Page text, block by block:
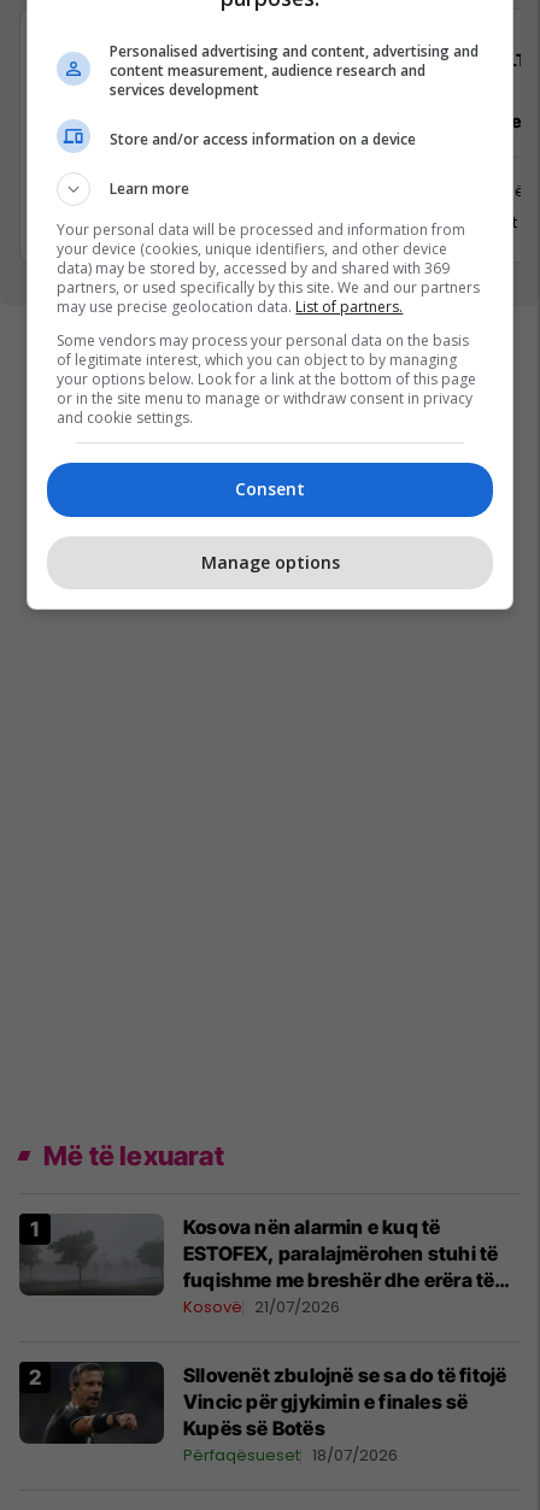
Avedo Kosovo
Recepsioniste
Prishtinë
31 Korrik 2026
Asistente
Prishtinë
8 Gusht
Më të lexuarat
Kosova nën alarmin e kuq të
ESTOFEX, paralajmërohen stuhi të
fuqishme me breshër dhe erëra të
forta
Kosovë 21/07/2026
Sllovenët zbulojnë se sa do të fitojë
Vincic për gjykimin e finales së
Kupës së Botës
Përfaqësueset 18/07/2026
Personalised advertising and content, advertising and
content measurement, audience research and
services development
Store and/or access information on a device
Learn more
Your personal data will be processed and information from
your device (cookies, unique identifiers, and other device
data) may be stored by, accessed by and shared with 369
partners, or used specifically by this site. We and our partners
may use precise geolocation data. List of partners.
Some vendors may process your personal data on the basis
of legitimate interest, which you can object to by managing
your options below. Look for a link at the bottom of this page
or in the site menu to manage or withdraw consent in privacy
and cookie settings.
Consent
Manage options